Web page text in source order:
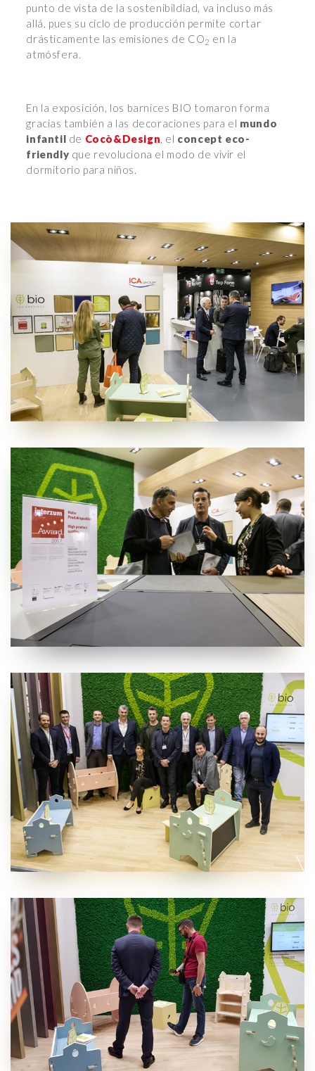
punto de vista de la sostenibildiad, va incluso más
allá, pues su ciclo de producción permite cortar
drásticamente las emisiones de CO2 en la
atmósfera.
En la exposición, los barnices BIO tomaron forma
gracias también a las decoraciones para el mundo
infantil de Cocò&Design, el concept eco-
friendly que revoluciona el modo de vivir el
dormitorio para niños.